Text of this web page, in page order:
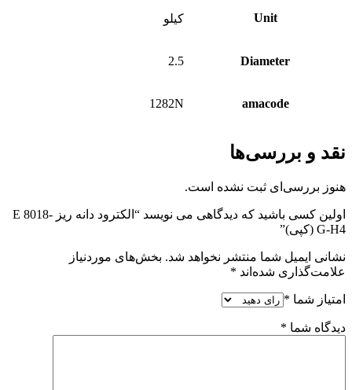
Unit کیلو
Diameter
2.5
amacode
1282N
نقد و بررسی‌ها
هنوز بررسی‌ای ثبت نشده است.
اولین کسی باشید که دیدگاهی می نویسد “الکترود دانه ریز E 8018-
G-H4 (کپی)”
نشانی ایمیل شما منتشر نخواهد شد. بخش‌های موردنیاز
علامت‌گذاری شده‌اند *
امتیاز شما *
دیدگاه شما *